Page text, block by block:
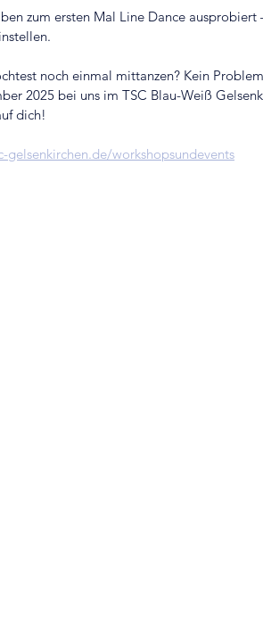
zum ersten Mal Line Dance
noch einmal mittanzen? Kein
2025 bei uns im TSC Blau-Weiß
dich!
gelsenkirchen.de/workshopsundevents